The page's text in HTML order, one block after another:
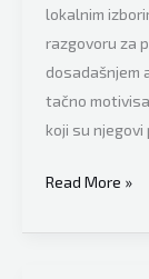
Tešanj
i
narod,
od
funkcija
su
lokalnim
razgovoru za
dosadašnjem
tačno
koji su njegovi
Kandidat
a
Read More »